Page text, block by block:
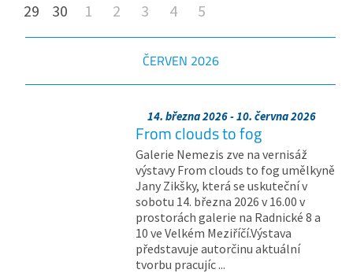
29
30 1 2 3 4 5
ČERVEN 2026
14. března 2026 - 10. června 2026
From clouds to fog
Galerie Nemezis zve na vernisáž
výstavy From clouds to fog umělkyně
Jany Zikšky, která se uskuteční v
sobotu 14. března 2026 v 16.00 v
prostorách galerie na Radnické 8 a
10 ve Velkém Meziříčí.Výstava
představuje autorčinu aktuální
tvorbu pracujíc ...